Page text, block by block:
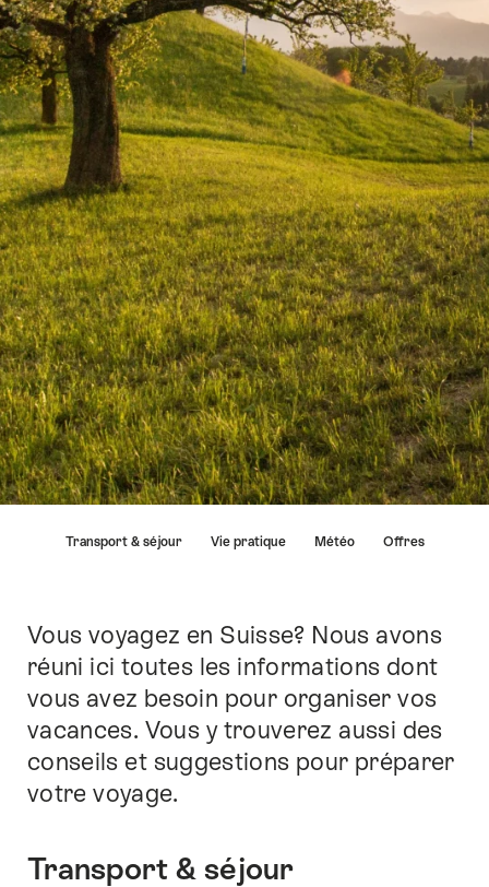
directement
aux
points
forts
sur
page.
Transport & séjour Vie pratique Météo Offres
Introduction
Vous voyagez en Suisse? Nous avons
réuni ici toutes les informations dont
vous avez besoin pour organiser vos
vacances. Vous y trouverez aussi des
conseils et suggestions pour préparer
votre voyage.
Transport & séjour